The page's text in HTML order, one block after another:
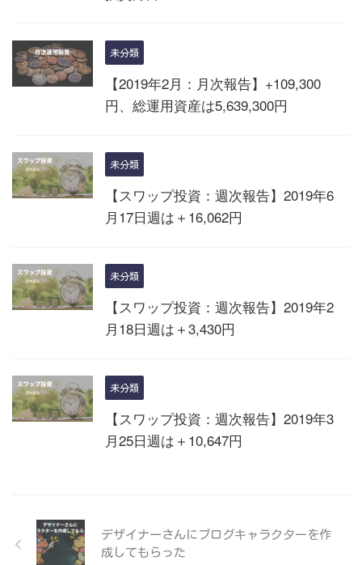
未分類
【2019年2月：月次報告】+109,300
円、総運用資産は5,639,300円
未分類
【スワップ投資：週次報告】2019年6
月17日週は＋16,062円
未分類
【スワップ投資：週次報告】2019年2
月18日週は＋3,430円
未分類
【スワップ投資：週次報告】2019年3
月25日週は＋10,647円
デザイナーさんにブログキャラクターを作
成してもらった